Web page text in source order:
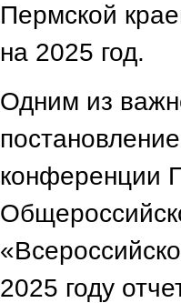
Пермской
на 2025 год.
Одним из
конференции
2025 году